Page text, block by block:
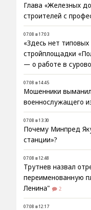
Глава «Железных
строителей с
07.08 в 17:03
«Здесь нет
стройплощадки
— о работе в
07.08 в 14:45
Мошенники
военнослужащего
07.08 в 13:30
Почему Минпред
станции»?
07.08 в 12:48
Трутнев назвал
переименованную
Ленина"
2
07.08 в 12:17